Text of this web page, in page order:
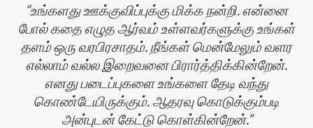
உங்களது ஊக்குவிப்புக்கு மிக்க நன்றி. என்னை
போல் கதை எழுத ஆர்வம் உள்ளவர்களுக்கு உங்கள்
தளம் ஒரு வரபிரசாதம். நீங்கள் மென்மேலும் வளர
எல்லாம் வல்ல இறைவனை பிரார்த்திக்கின்றேன்.
எனது படைப்புகளை உங்களை தேடி வந்து
கொண்டேயிருக்கும். ஆதரவு கொடுக்கும்படி
அன்புடன் கேட்டு கொள்கின்றேன்.